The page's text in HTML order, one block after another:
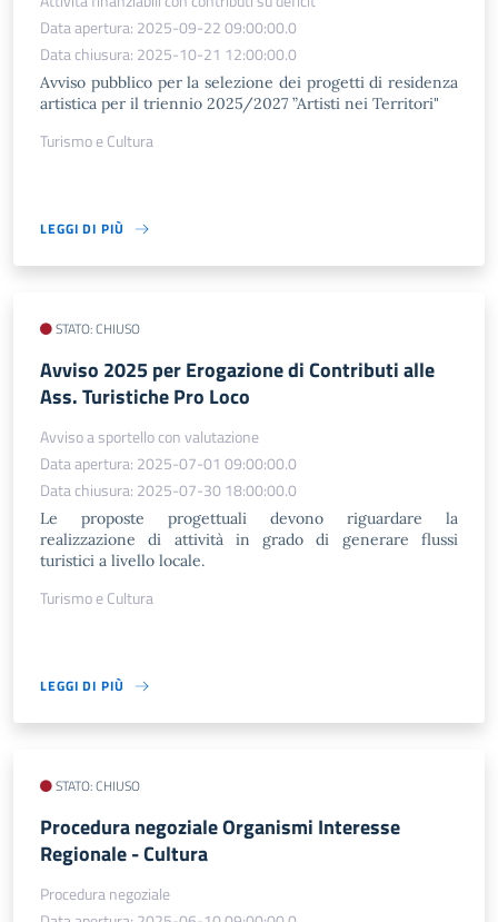
Data apertura: 2025-09-22 09:00:00.0
Data chiusura: 2025-10-21 12:00:00.0
Avviso pubblico per la selezione dei progetti di residenza
artistica per il triennio 2025/2027 ”Artisti nei Territori"
Turismo e Cultura
LEGGI DI PIÙ
STATO: CHIUSO
Avviso 2025 per Erogazione di Contributi alle
Ass. Turistiche Pro Loco
Avviso a sportello con valutazione
Data apertura: 2025-07-01 09:00:00.0
Data chiusura: 2025-07-30 18:00:00.0
Le proposte progettuali devono riguardare la
realizzazione di attività in grado di generare flussi
turistici a livello locale.
Turismo e Cultura
LEGGI DI PIÙ
STATO: CHIUSO
Procedura negoziale Organismi Interesse
Regionale - Cultura
Procedura negoziale